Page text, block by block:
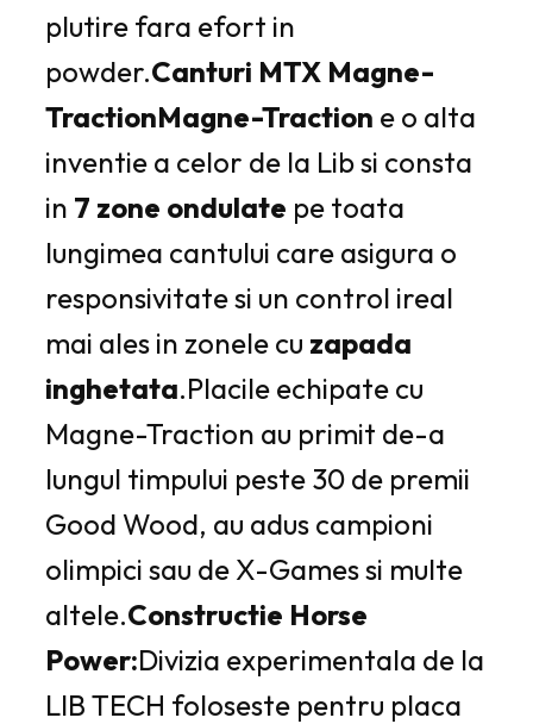
plutire fara efort in
powder.Canturi MTX Magne-
TractionMagne-Traction e o alta
inventie a celor de la Lib si consta
in 7 zone ondulate pe toata
lungimea cantului care asigura o
responsivitate si un control ireal
mai ales in zonele cu zapada
inghetata.Placile echipate cu
Magne-Traction au primit de-a
lungul timpului peste 30 de premii
Good Wood, au adus campioni
olimpici sau de X-Games si multe
altele.Constructie Horse
Power:Divizia experimentala de la
LIB TECH foloseste pentru placa